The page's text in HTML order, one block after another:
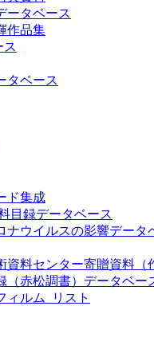
ータベース
作品集
ス
タベース
ド集成
目録データベース
ナウイルスの影響データ
料センター寄贈資料（
（赤松調書）データベー
ィルム_リスト